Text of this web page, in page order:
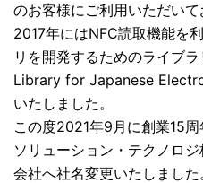
のお客様にご利用いただいて
2017年にはNFC読取機能を
リを開発するためのライブ
Library for Japanese
いたしました。
この度2021年9月に創業15
ソリューション・テクノロ
会社へ社名変更いたしました